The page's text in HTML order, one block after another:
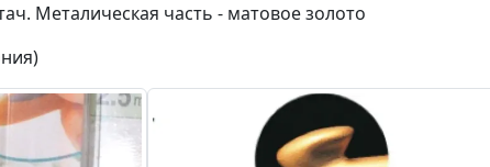
Металическая часть - матовое золото